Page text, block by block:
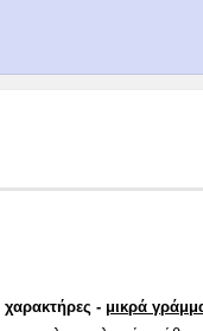
χαρακτήρες - μικρά